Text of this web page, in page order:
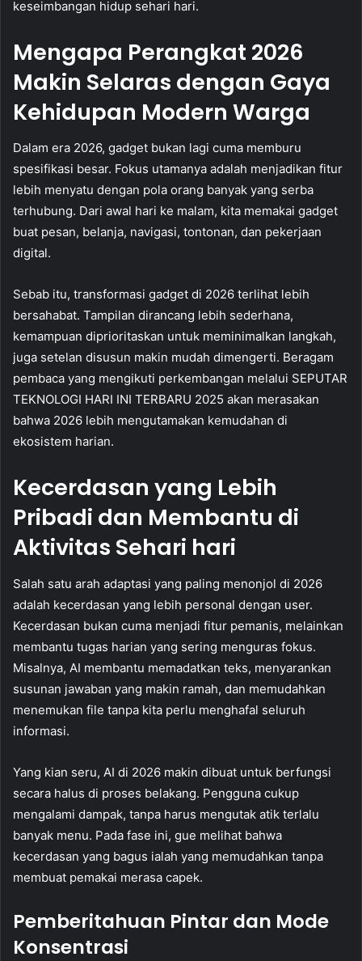
keseimbangan hidup sehari hari.
Mengapa Perangkat 2026
Makin Selaras dengan Gaya
Kehidupan Modern Warga
Dalam era 2026, gadget bukan lagi cuma memburu
spesifikasi besar. Fokus utamanya adalah menjadikan fitur
lebih menyatu dengan pola orang banyak yang serba
terhubung. Dari awal hari ke malam, kita memakai gadget
buat pesan, belanja, navigasi, tontonan, dan pekerjaan
digital.
Sebab itu, transformasi gadget di 2026 terlihat lebih
bersahabat. Tampilan dirancang lebih sederhana,
kemampuan diprioritaskan untuk meminimalkan langkah,
juga setelan disusun makin mudah dimengerti. Beragam
pembaca yang mengikuti perkembangan melalui SEPUTAR
TEKNOLOGI HARI INI TERBARU 2025 akan merasakan
bahwa 2026 lebih mengutamakan kemudahan di
ekosistem harian.
Kecerdasan yang Lebih
Pribadi dan Membantu di
Aktivitas Sehari hari
Salah satu arah adaptasi yang paling menonjol di 2026
adalah kecerdasan yang lebih personal dengan user.
Kecerdasan bukan cuma menjadi fitur pemanis, melainkan
membantu tugas harian yang sering menguras fokus.
Misalnya, AI membantu memadatkan teks, menyarankan
susunan jawaban yang makin ramah, dan memudahkan
menemukan file tanpa kita perlu menghafal seluruh
informasi.
Yang kian seru, AI di 2026 makin dibuat untuk berfungsi
secara halus di proses belakang. Pengguna cukup
mengalami dampak, tanpa harus mengutak atik terlalu
banyak menu. Pada fase ini, gue melihat bahwa
kecerdasan yang bagus ialah yang memudahkan tanpa
membuat pemakai merasa capek.
Pemberitahuan Pintar dan Mode
Konsentrasi